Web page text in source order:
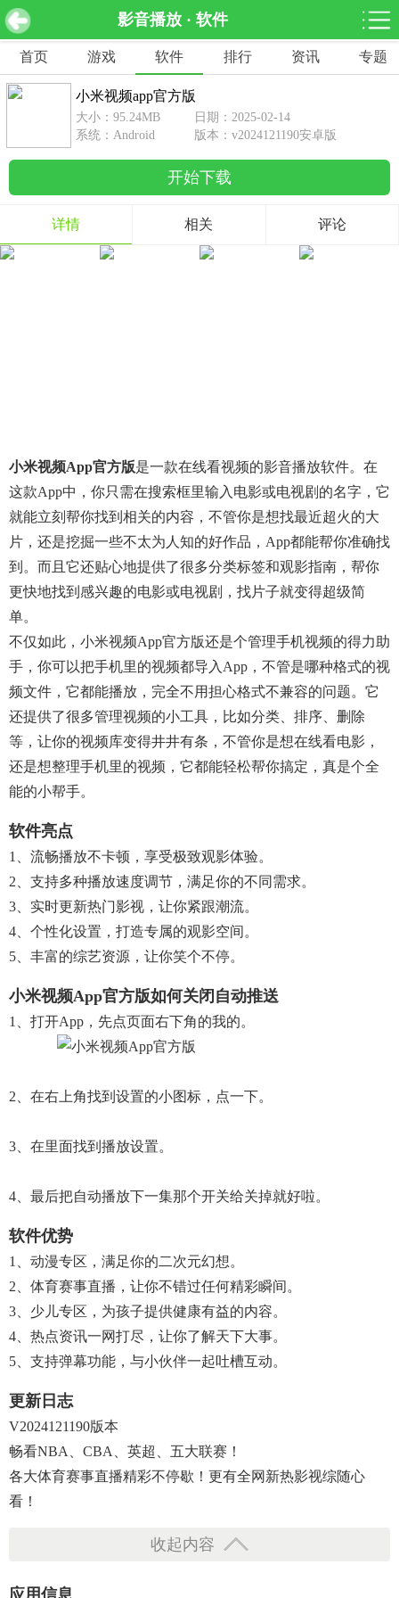
影音播放 · 软件
网游分类 软件分类
休闲益智
462款游戏
赛车竞速
122款游戏
43款游戏
1642款游戏
动作射击
351款游戏
69款游戏
经营养成
策略塔防
冒险解谜
首页 游戏 软件 排行 资讯 专题
小米视频app官方版 v2024121190安卓版 下载
小米视频app官方版
大小：95.24MB
日期：2025-02-14
系统：Android
版本：v2024121190安卓版
开始下载
详情 相关 评论
小米视频app官方版是一款在线看视频的影音播放软件。在
这款app中，你只需在搜索框里输入电影或电视剧的名字，它
就能立刻帮你找到相关的内容，不管你是想找最近超火的大
片，还是挖掘一些不太为人知的好作品，app都能帮你准确找
到。而且它还贴心地提供了很多分类标签和观影指南，帮你
更快地找到感兴趣的电影或电视剧，找片子就变得超级简
单。
不仅如此，小米视频app官方版还是个管理手机视频的得力助
手，你可以把手机里的视频都导入app，不管是哪种格式的视
频文件，它都能播放，完全不用担心格式不兼容的问题。它
还提供了很多管理视频的小工具，比如分类、排序、删除
等，让你的视频库变得井井有条，不管你是想在线看电影，
还是想整理手机里的视频，它都能轻松帮你搞定，真是个全
能的小帮手。
软件亮点
1、流畅播放不卡顿，享受极致观影体验。
2、支持多种播放速度调节，满足你的不同需求。
3、实时更新热门影视，让你紧跟潮流。
4、个性化设置，打造专属的观影空间。
5、丰富的综艺资源，让你笑个不停。
小米视频app官方版如何关闭自动推送
1、打开app，先点页面右下角的我的。
2、在右上角找到设置的小图标，点一下。
3、在里面找到播放设置。
4、最后把自动播放下一集那个开关给关掉就好啦。
软件优势
1、动漫专区，满足你的二次元幻想。
2、体育赛事直播，让你不错过任何精彩瞬间。
3、少儿专区，为孩子提供健康有益的内容。
4、热点资讯一网打尽，让你了解天下大事。
5、支持弹幕功能，与小伙伴一起吐槽互动。
更新日志
V2024121190版本
畅看NBA、CBA、英超、五大联赛！
各大体育赛事直播精彩不停歇！更有全网新热影视综随心
看！
收起内容
应用信息